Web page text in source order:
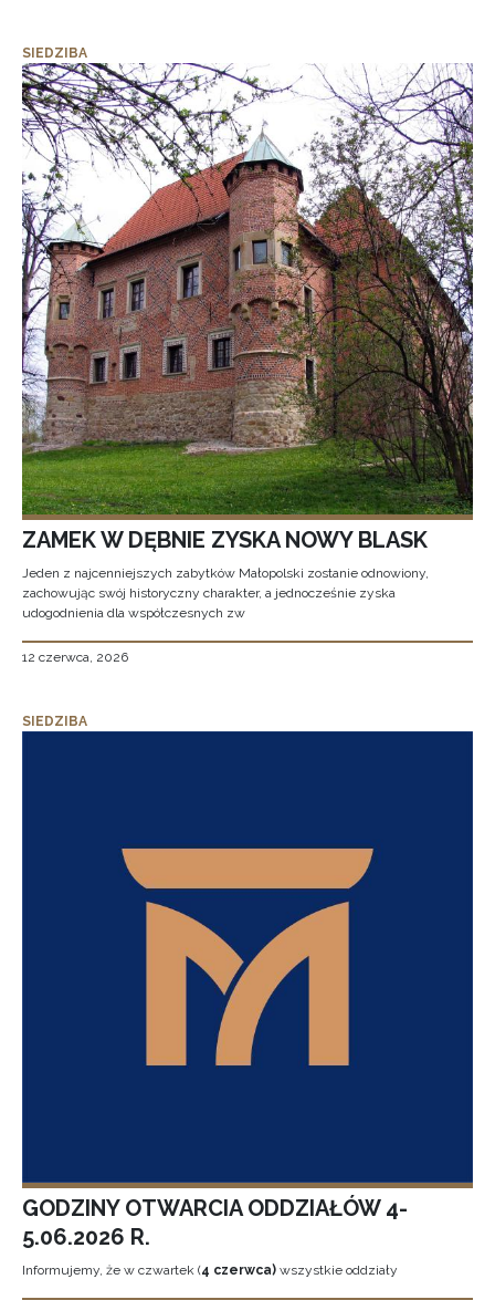
SIEDZIBA
ZAMEK W DĘBNIE ZYSKA NOWY BLASK
Jeden z najcenniejszych zabytków Małopolski zostanie odnowiony,
zachowując swój historyczny charakter, a jednocześnie zyska
udogodnienia dla współczesnych zw
12 czerwca, 2026
SIEDZIBA
GODZINY OTWARCIA ODDZIAŁÓW 4-
5.06.2026 R.
Informujemy, że w czwartek (4 czerwca) wszystkie oddziały